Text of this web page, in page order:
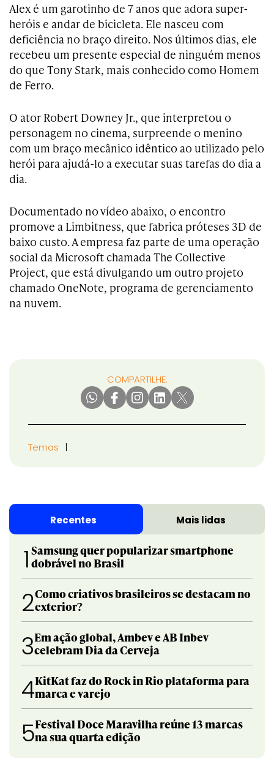
Alex é um garotinho de 7 anos que adora super-
heróis e andar de bicicleta. Ele nasceu com
deficiência no braço direito. Nos últimos dias, ele
recebeu um presente especial de ninguém menos
do que Tony Stark, mais conhecido como Homem
de Ferro.
O ator Robert Downey Jr., que interpretou o
personagem no cinema, surpreende o menino
com um braço mecânico idêntico ao utilizado pelo
herói para ajudá-lo a executar suas tarefas do dia a
dia.
Documentado no vídeo abaixo, o encontro
promove a Limbitness, que fabrica próteses 3D de
baixo custo. A empresa faz parte de uma operação
social da Microsoft chamada The Collective
Project, que está divulgando um outro projeto
chamado OneNote, programa de gerenciamento
na nuvem.
COMPARTILHE:
Temas
Recentes Mais lidas
1 Samsung quer popularizar smartphone
dobrável no Brasil
2Como criativos brasileiros se destacam no
exterior?
3Em ação global, Ambev e AB Inbev
celebram Dia da Cerveja
4KitKat faz do Rock in Rio plataforma para
marca e varejo
5Festival Doce Maravilha reúne 13 marcas
na sua quarta edição